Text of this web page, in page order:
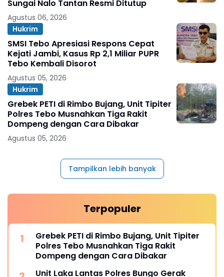
Sungai Nalo Tantan Resmi Ditutup
Agustus 06, 2026
Hukrim
SMSI Tebo Apresiasi Respons Cepat
Kejati Jambi, Kasus Rp 2,1 Miliar PUPR
Tebo Kembali Disorot
Agustus 05, 2026
Hukrim
Grebek PETI di Rimbo Bujang, Unit Tipiter
Polres Tebo Musnahkan Tiga Rakit
Dompeng dengan Cara Dibakar
Agustus 05, 2026
Tampilkan lebih banyak
Terpopuler
Grebek PETI di Rimbo Bujang, Unit Tipiter
Polres Tebo Musnahkan Tiga Rakit
Dompeng dengan Cara Dibakar
Unit Laka Lantas Polres Bungo Gerak